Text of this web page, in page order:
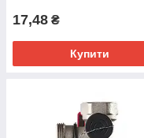
17,48 ₴
Купити